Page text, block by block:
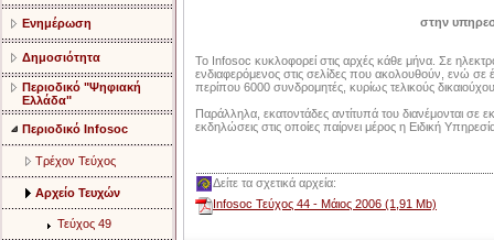
Ενημέρωση
Δημοσιότητα
Περιοδικό "Ψηφιακή
Ελλάδα"
Περιοδικό Infosoc
Τρέχον Τεύχος
Αρχείο Τευχών
Τεύχος 49
στην
Το Infosoc κυκλοφορεί στις αρχές κάθε μήνα. Σε
ενδιαφερόμενος στις σελίδες που ακολουθούν, ενώ σε
περίπου 6000 συνδρομητές, κυρίως τελικούς
Παράλληλα, εκατοντάδες αντίτυπά του διανέμονται σε
εκδηλώσεις στις οποίες παίρνει μέρος η Ειδική
Δείτε τα σχετικά αρχεία:
Infosoc Τεύχος 44 - Μάιος 2006 (1,91 Mb)